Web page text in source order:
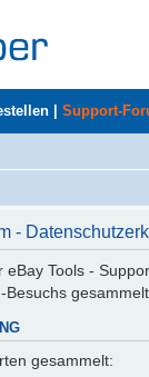
Support-
-
Tools -
gesammelt: